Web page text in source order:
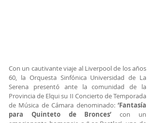
Con un cautivante viaje al Liverpool de los años
60, la Orquesta Sinfónica Universidad de La
Serena presentó ante la comunidad de la
Provincia de Elqui su II Concierto de Temporada
de Música de Cámara denominado: ‘Fantasía
para Quinteto de Bronces’ con un